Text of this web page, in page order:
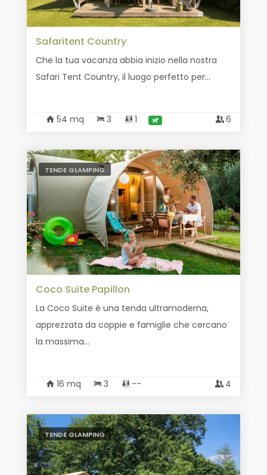
Safaritent Country
Che la tua vacanza abbia inizio nella nostra
Safari Tent Country, il luogo perfetto per...
54 mq 3 1 6
TENDE GLAMPING
Coco Suite Papillon
La Coco Suite è una tenda ultramoderna,
apprezzata da coppie e famiglie che cercano
la massima...
16 mq 3 -- 4
TENDE GLAMPING